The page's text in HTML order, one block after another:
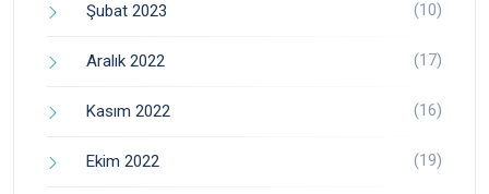
Şubat 2023 (10)
Aralık 2022 (17)
Kasım 2022 (16)
Ekim 2022 (19)